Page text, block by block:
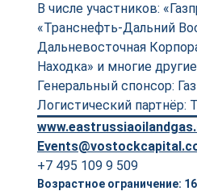
В числе участников:
«Транснефть-Дальний
Дальневосточная
Находка» и многие
Генеральный спонсор:
Логистический партнёр:
+7 495 109 9 509
Возрастное ограничение: